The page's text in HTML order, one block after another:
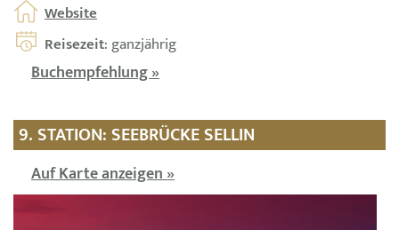
Website
Reisezeit: ganzjährig
Buchempfehlung »
9. STATION: SEEBRÜCKE SELLIN
Auf Karte anzeigen »